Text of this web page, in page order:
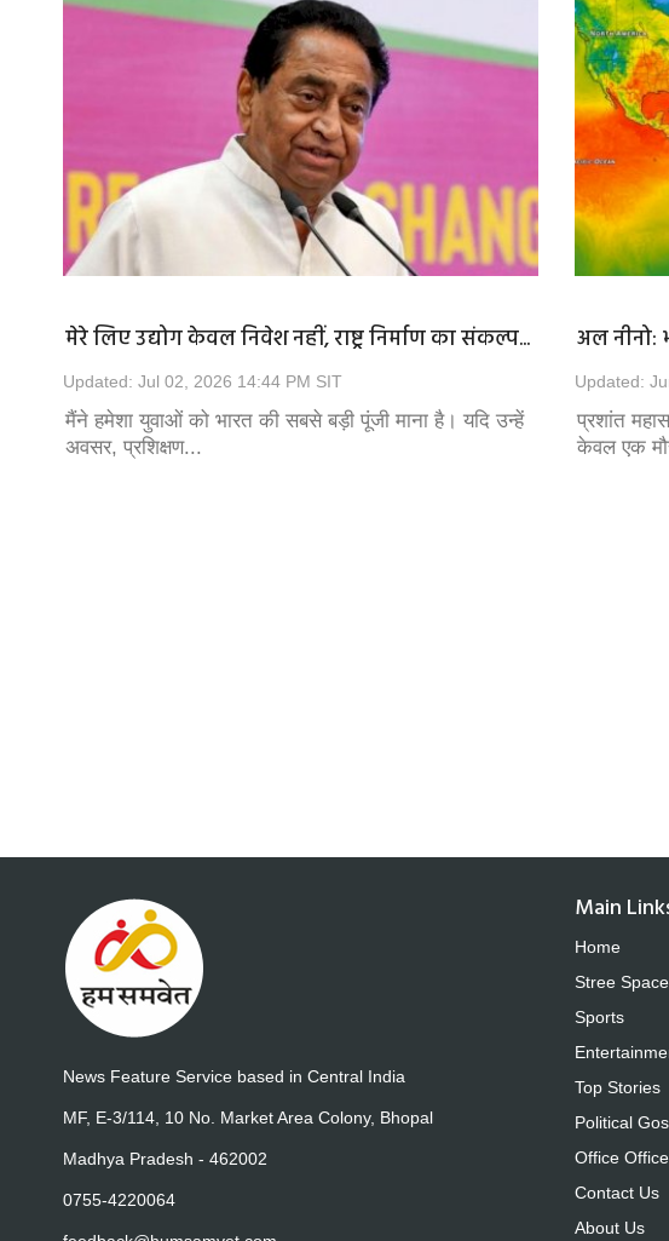
मेरे लिए उद्योग केवल निवेश नहीं, राष्ट्र निर्माण का संकल्प...
Updated: Jul 02, 2026 14:44 PM SIT
मैंने हमेशा युवाओं को भारत की सबसे बड़ी पूंजी माना है। यदि उन्हें
अवसर, प्रशिक्षण...
अल नीनो:
Updated:
प्रशांत
केवल एक
रहने वाली
नमाज के लिए मुस्लिम पक्ष को दी जाएगी अलग जगह, धार
भोजशाला...
सर्वोच्च अदालत ने मुस्लिम पक्ष को राहत देते हुए निर्देश दिया कि हर
शुक्रवार दोपहर...
भोपाल
News Feature Service based in Central India
MF, E-3/114, 10 No. Market Area Colony, Bhopal
Madhya Pradesh - 462002
0755-4220064
Main
Home
Stree Space
Sports
Top Stories
Political
Office Office
Contact Us
About Us